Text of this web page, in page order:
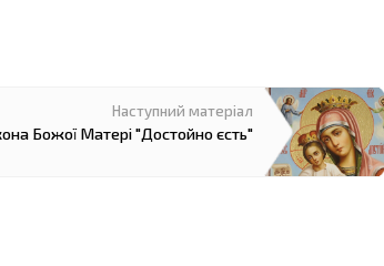
Божої Матері "Достойно єсть"